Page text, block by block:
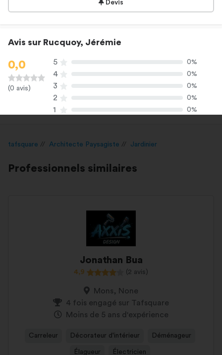
Devis
Avis sur Rucquoy, Jérémie
0,0
(0 avis)
5 0%
4 0%
3 0%
2 0%
1 0%
tafsquare Architecte Paysagiste Jardinier
Professionnels similaires
Jonathan Bua
4,9 (2 avis)
Mons, None
4 fois engagé sur Tafsquare
Moins de 5 ans d'expérience
Carreleur Décorateur d'intérieur Déménageur
Élagueur Électricien